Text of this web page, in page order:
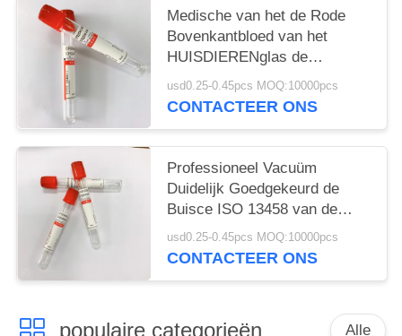
Medische van het de Rode
Bovenkantbloed van het
HUISDIERENglas de
Inzamelingsbuizen Geen
Bijkomende 1ML-10ML
usd0.25-0.45pcs MOQ:10000pcs
CONTACTEER ONS
Professioneel Vacuüm
Duidelijk Goedgekeurd de
Buisce ISO 13458 van de
Bloedinzameling
usd0.25-0.45pcs MOQ:10000pcs
CONTACTEER ONS
populaire categorieën Alle